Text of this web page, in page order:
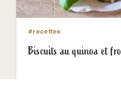
#recettes
Biscuits au quinoa et